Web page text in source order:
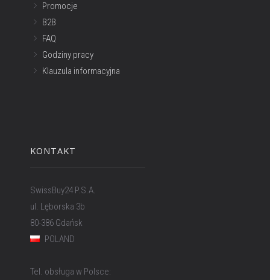
Promocje
B2B
FAQ
Godziny pracy
Klauzula informacyjna
KONTAKT
SwissBuy24 P.S.A.
ul. Lęborska 3b
80-386 Gdańsk
POLAND
Tel. obsługa w Polsce: